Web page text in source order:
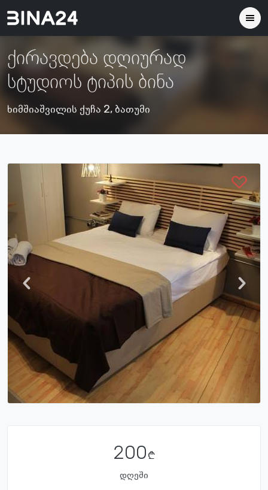
ქირავდება დღიურად
სტუდიოს ტიპის ბინა
ხიმშიაშვილის ქუჩა 2, ბათუმი
200
დღეში